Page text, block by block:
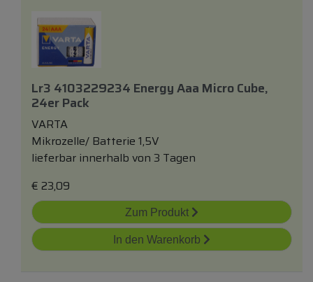
Lr3 4103229234 Energy Aaa Micro Cube,
24er Pack
VARTA
Mikrozelle/ Batterie 1,5V
lieferbar innerhalb von 3 Tagen
€ 23,09
Zum Produkt
In den Warenkorb